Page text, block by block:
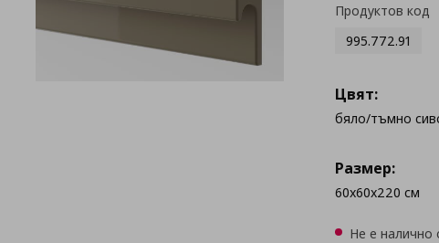
Продуктов код
995.772.91
Цвят:
бяло/тъмно
Размер:
60x60x220 см
Не е налично